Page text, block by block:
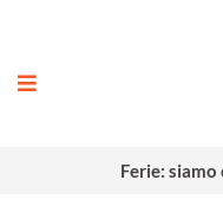
Ferie: